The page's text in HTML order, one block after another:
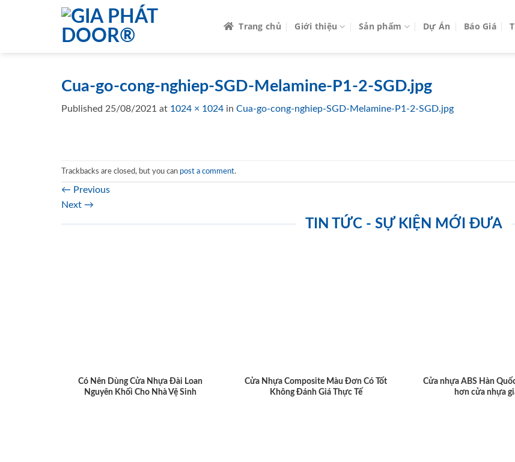
Trang chủ Giới thiệu Sản phẩm Dự Án Báo Giá
Cua-go-cong-nghiep-SGD-Melamine-P1-2-SGD.jpg
Published 25/08/2021 at 1024 × 1024 in Cua-go-cong-nghiep-SGD-Melamine-P1-2-SGD.jpg
Trackbacks are closed, but you can post a comment.
← Previous
Next →
TIN TỨC - SỰ KIỆN MỚI ĐƯA
Có Nên Dùng Cửa Nhựa Đài Loan
Nguyên Khối Cho Nhà Vệ Sinh
Cửa Nhựa Composite Màu Đơn Có Tốt
Không Đánh Giá Thực Tế
Cửa nhựa ABS Hàn
hơn cửa nhựa